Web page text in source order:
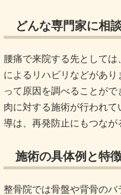
どんな専門家に相
腰痛で来院する先として
によるリハビリなどがあ
って原因を調べることが
肉に対する施術が行われ
導は、再発防止にもつなが
施術の具体例と特
整骨院では骨盤や背骨の